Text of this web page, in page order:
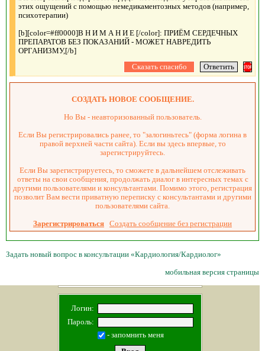
этих ощущений с помощью немедикаментозных методов (например,
психотерапии)
[b][color=#ff0000]В Н И М А Н И Е [/color]: ПРИЁМ СЕРДЕЧНЫХ
ПРЕПАРАТОВ БЕЗ ПОКАЗАНИЙ - МОЖЕТ НАВРЕДИТЬ
ОРГАНИЗМУ,[/b]
СОЗДАТЬ НОВОЕ СООБЩЕНИЕ.
Но Вы - неавторизованный пользователь.
Если Вы регистрировались ранее, то "залогиньтесь" (форма логина в
правой верхней части сайта). Если вы здесь впервые, то
зарегистрируйтесь.
Если Вы зарегистрируетесь, то сможете в дальнейшем отслеживать
ответы на свои сообщения, продолжать диалог в интересных темах с
другими пользователями и консультантами. Помимо этого, регистрация
позволит Вам вести приватную переписку с консультантами и другими
пользователями сайта.
Зарегистрироваться Создать сообщение без регистрации
Задать новый вопрос в консультации «Кардиология/Кардиолог»
мобильная версия страницы
Логин:
Пароль:
- запомнить меня